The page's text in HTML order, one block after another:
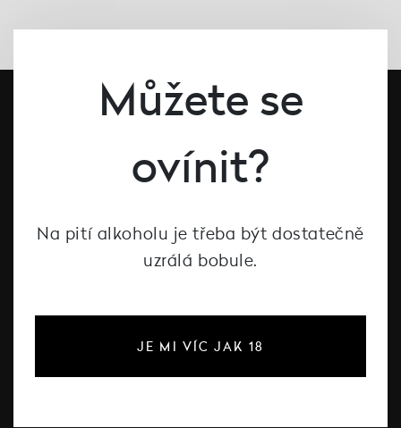
#dcntjelaska
Červené víno
Můžete se
ovínit?
Na pití alkoholu je třeba být dostatečně
uzrálá bobule.
JE MI VÍC JAK 18